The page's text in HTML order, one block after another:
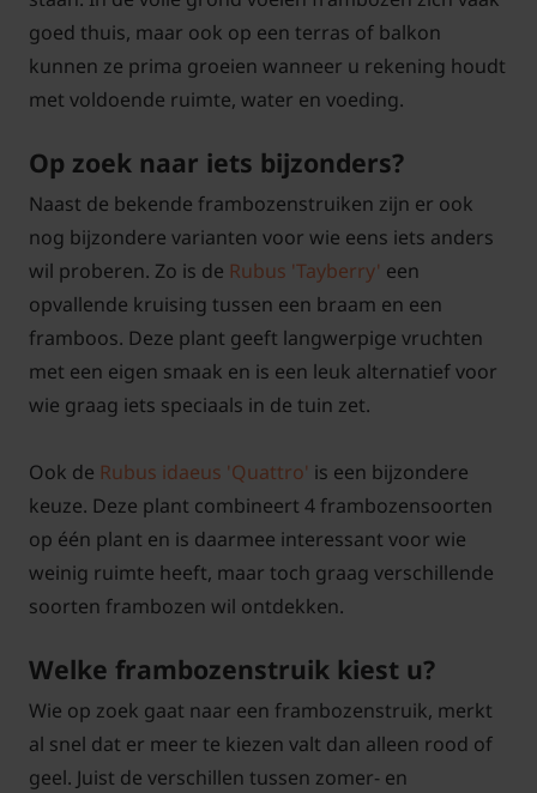
goed thuis, maar ook op een terras of balkon
kunnen ze prima groeien wanneer u rekening houdt
met voldoende ruimte, water en voeding.
Op zoek naar iets bijzonders?
Naast de bekende frambozenstruiken zijn er ook
nog bijzondere varianten voor wie eens iets anders
wil proberen. Zo is de Rubus 'Tayberry' een
opvallende kruising tussen een braam en een
framboos. Deze plant geeft langwerpige vruchten
met een eigen smaak en is een leuk alternatief voor
wie graag iets speciaals in de tuin zet.
Ook de Rubus idaeus 'Quattro' is een bijzondere
keuze. Deze plant combineert 4 frambozensoorten
op één plant en is daarmee interessant voor wie
weinig ruimte heeft, maar toch graag verschillende
soorten frambozen wil ontdekken.
Welke frambozenstruik kiest u?
Wie op zoek gaat naar een frambozenstruik, merkt
al snel dat er meer te kiezen valt dan alleen rood of
geel. Juist de verschillen tussen zomer- en